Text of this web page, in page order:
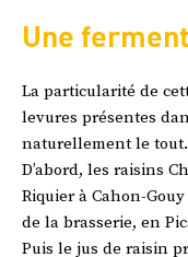
Une
La particularité de
levures présentes
naturellement le tout.
D’abord, les raisins
Riquier à Cahon-
de la brasserie, en
Puis le jus de raisin